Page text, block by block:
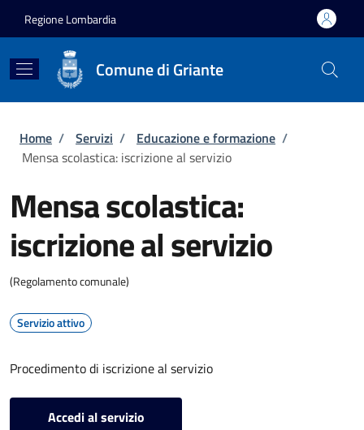
Regione Lombardia
Comune di Griante
Briciole di pane
Home / Servizi / Educazione e formazione /
Mensa scolastica: iscrizione al servizio
Mensa scolastica:
iscrizione al servizio
(Regolamento comunale)
Servizio attivo
Procedimento di iscrizione al servizio
Accedi al servizio